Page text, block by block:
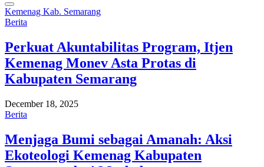
Kemenag Kab. Semarang
Berita
Perkuat Akuntabilitas Program, Itjen
Kemenag Monev Asta Protas di
Kabupaten Semarang
December 18, 2025
Berita
Menjaga Bumi sebagai Amanah: Aksi
Ekoteologi Kemenag Kabupaten